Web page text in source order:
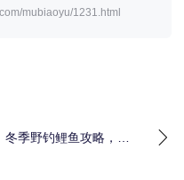
mubiaoyu/1231.html
冬季野钓鲤鱼攻略，一